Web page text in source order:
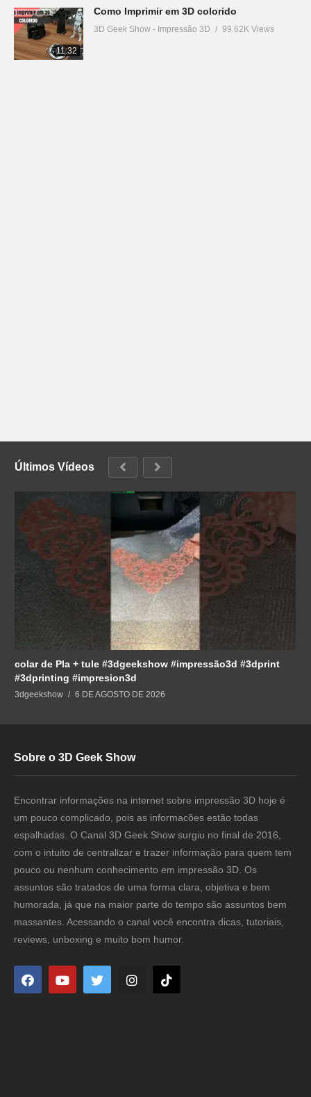
11:32
Como Imprimir em 3D colorido
3D Geek Show - Impressão 3D 99.62K Views
Últimos Vídeos
colar de Pla + tule #3dgeekshow #impressão3d #3dprint
#3dprinting #impresion3d
3dgeekshow 6 DE AGOSTO DE 2026
Sobre o 3D Geek Show
Encontrar informações na internet sobre impressão 3D hoje é
um pouco complicado, pois as informacões estão todas
espalhadas. O Canal 3D Geek Show surgiu no final de 2016,
com o intuito de centralizar e trazer informação para quem tem
pouco ou nenhum conhecimento em impressão 3D. Os
assuntos são tratados de uma forma clara, objetiva e bem
humorada, já que na maior parte do tempo são assuntos bem
massantes. Acessando o canal você encontra dicas, tutoriais,
reviews, unboxing e muito bom humor.